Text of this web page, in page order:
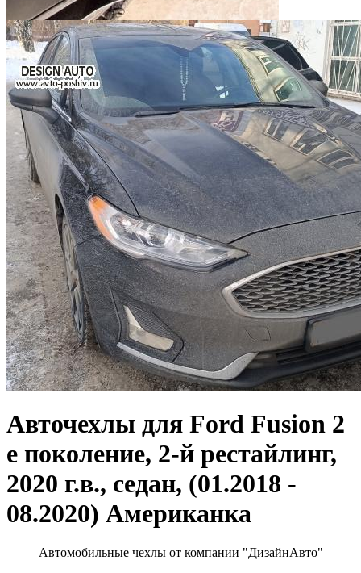
Авточехлы для Ford Fusion 2
е поколение, 2-й рестайлинг,
2020 г.в., седан, (01.2018 -
08.2020) Американка
Автомобильные чехлы от компании "ДизайнАвто"